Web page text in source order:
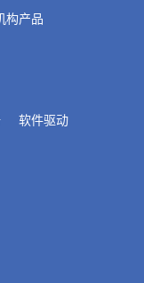
构产品
软件驱动